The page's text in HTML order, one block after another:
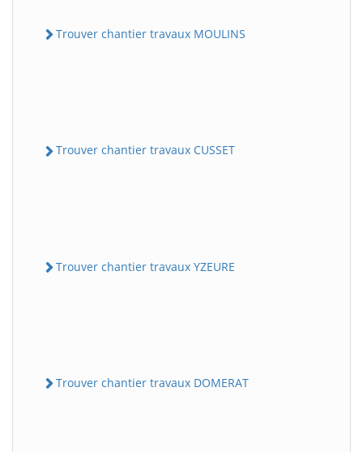
Trouver chantier travaux MOULINS
Trouver chantier travaux CUSSET
Trouver chantier travaux YZEURE
Trouver chantier travaux DOMERAT